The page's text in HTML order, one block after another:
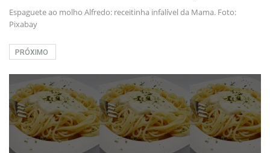
Espaguete ao molho Alfredo: receitinha infalível da Mama. Foto:
Pixabay
PRÓXIMO